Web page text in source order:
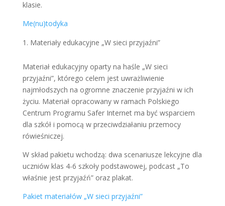
klasie.
Me(nu)todyka
Materiały edukacyjne „W sieci przyjaźni”
Materiał edukacyjny oparty na haśle „W sieci
przyjaźni”, którego celem jest uwrażliwienie
najmłodszych na ogromne znaczenie przyjaźni w ich
życiu. Materiał opracowany w ramach Polskiego
Centrum Programu Safer Internet ma być wsparciem
dla szkół i pomocą w przeciwdziałaniu przemocy
rówieśniczej.
W skład pakietu wchodzą: dwa scenariusze lekcyjne dla
uczniów klas 4-6 szkoły podstawowej, podcast „To
właśnie jest przyjaźń” oraz plakat.
Pakiet materiałów „W sieci przyjaźni”